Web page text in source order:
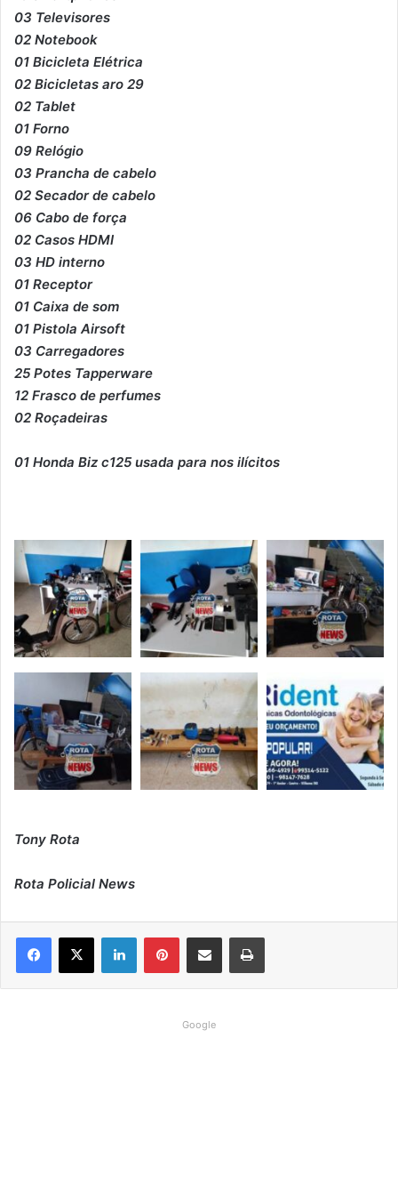
03 Televisores
02 Notebook
01 Bicicleta Elétrica
02 Bicicletas aro 29
02 Tablet
01 Forno
09 Relógio
03 Prancha de cabelo
02 Secador de cabelo
06 Cabo de força
02 Casos HDMI
03 HD interno
01 Receptor
01 Caixa de som
01 Pistola Airsoft
03 Carregadores
25 Potes Tapperware
12 Frasco de perfumes
02 Roçadeiras
01 Honda Biz c125 usada para nos ilícitos
Tony Rota
Rota Policial News
Google